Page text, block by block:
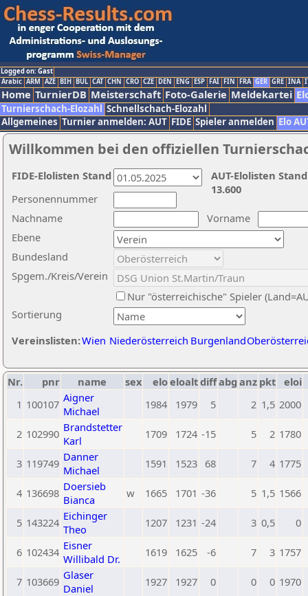
Logged on: Gast
Arabic ARM AZE BIH BUL CAT CHN CRO CZE DEN ENG ESP FAI FIN FRA GER GRE INA
Home TurnierDB Meisterschaft Foto-Galerie Meldekartei
Turnierschach-Elozahl Schnellschach-Elozahl
Allgemeines Turnier anmelden: AUT FIDE Spieler anmelden Elo
Willkommen bei den offiziellen
Nachname
Vorname
Ebene
Sortierung
Personennummer
Bundesland
Spgem./Kreis/Verein
Nur "österreichische" Spieler
Vereinslisten:Wien Niederösterreich Burgenland
AUT-Elolisten
13.600
FIDE-Elolisten Stand
Nr. pnr name sex eloeloaltdiffabg anz pkt eloi
1 100107 Aigner
Michael
1984 1979 5 2 1,5 2000
2 102990 Brandstetter
Karl
1709 1724 -15 5 2 1780
3 119749 Danner
Michael
1591 1523 68 7 4 1775
4 136698 Doersieb
Bianca
w 1665 1701 -36 5 1,5 1566
5 143224 Eichinger
Theo
1207 1231 -24 3 0,5 0
6 102434 Eisner
Willibald Dr.
1619 1625 -6 7 3 1757
7 103669 Glaser
Daniel
1927 1927 0 0 0 1970